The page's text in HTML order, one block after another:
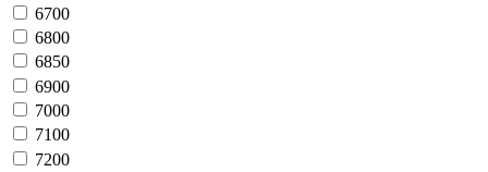
6700
6800
6850
6900
7000
7100
7200